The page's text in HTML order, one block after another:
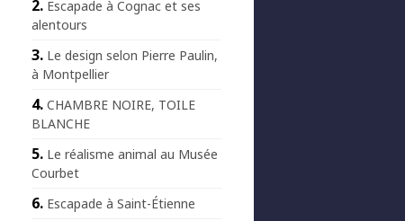
Escapade à Cognac et ses
alentours
Le design selon Pierre Paulin,
à Montpellier
CHAMBRE NOIRE, TOILE
BLANCHE
Le réalisme animal au Musée
Courbet
Escapade à Saint-Étienne